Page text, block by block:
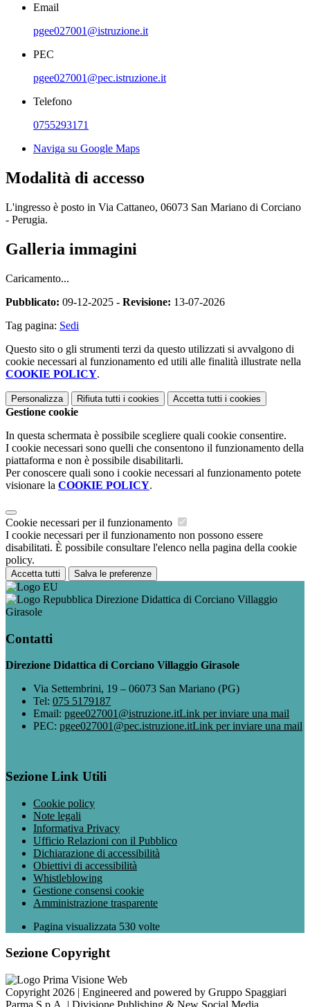
Email
pgee027001@istruzione.it
PEC
pgee027001@pec.istruzione.it
Telefono
0755293171
Naviga su Google Maps
Modalità di accesso
L'ingresso è posto in Via Cattaneo, 06073 San Mariano di Corciano
- Perugia.
Galleria immagini
Caricamento...
Pubblicato: 09-12-2025 - Revisione: 13-07-2026
Tag pagina: Sedi
Questo sito o gli strumenti terzi da questo utilizzati si avvalgono di
cookie necessari al funzionamento ed utili alle finalità illustrate nella
COOKIE POLICY.
Personalizza Rifiuta tutti i cookies Accetta tutti i cookies
Gestione cookie
In questa schermata è possibile scegliere quali cookie consentire.
I cookie necessari sono quelli che consentono il funzionamento della
piattaforma e non è possibile disabilitarli.
Per conoscere quali sono i cookie necessari al funzionamento potete
visionare la COOKIE POLICY.
Cookie necessari per il funzionamento
I cookie necessari per il funzionamento non possono essere
disabilitati. È possibile consultare l'elenco nella pagina della cookie
policy.
Accetta tutti Salva le preferenze
Direzione Didattica di Corciano Villaggio
Girasole
Contatti
Direzione Didattica di Corciano Villaggio Girasole
Via Settembrini, 19 – 06073 San Mariano (PG)
Tel: 075 5179187
Email: pgee027001@istruzione.itLink per inviare una mail
PEC: pgee027001@pec.istruzione.itLink per inviare una mail
Sezione Link Utili
Cookie policy
Note legali
Informativa Privacy
Ufficio Relazioni con il Pubblico
Dichiarazione di accessibilità
Obiettivi di accessibilità
Whistleblowing
Gestione consensi cookie
Amministrazione trasparente
Pagina visualizzata 530 volte
Sezione Copyright
Copyright 2026 | Engineered and powered by Gruppo Spaggiari
Parma S.p.A. | Divisione Publishing & New Social Media